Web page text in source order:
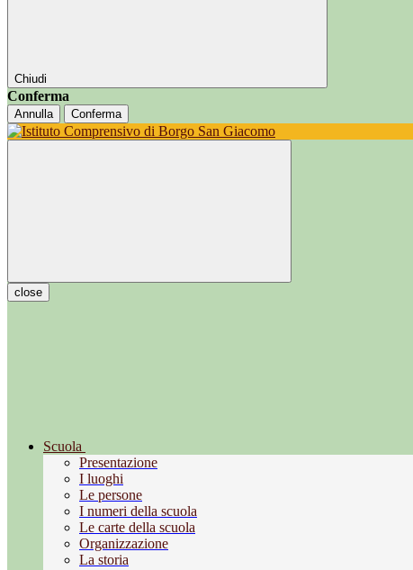
Chiudi
Conferma
Annulla Conferma
close
Scuola
Presentazione
I luoghi
Le persone
I numeri della scuola
Le carte della scuola
Organizzazione
La storia